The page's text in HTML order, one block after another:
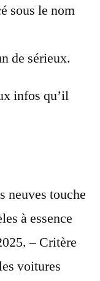
sous le nom
de sérieux.
infos qu’il
neuves touche
à essence
– Critère
voitures